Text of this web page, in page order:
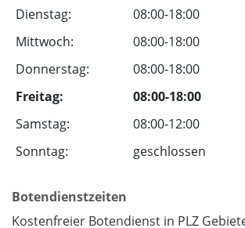
Dienstag:
08:00-18:00
Mittwoch:
08:00-18:00
Donnerstag:
08:00-18:00
Freitag:
08:00-18:00
Samstag:
08:00-12:00
Sonntag:
geschlossen
Botendienstzeiten
Kostenfreier Botendienst in PLZ